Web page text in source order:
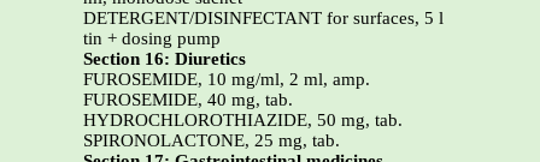
DETERGENT/DISINFECTANT for surfaces, 5 l
tin + dosing pump
Section 16: Diuretics
FUROSEMIDE, 10 mg/ml, 2 ml, amp.
FUROSEMIDE, 40 mg, tab.
HYDROCHLOROTHIAZIDE, 50 mg, tab.
SPIRONOLACTONE, 25 mg, tab.